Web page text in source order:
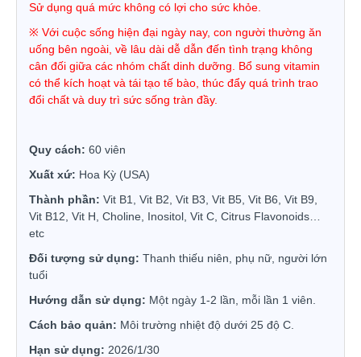
Sử dụng quá mức không có lợi cho sức khỏe.
※ Với cuộc sống hiện đại ngày nay, con người thường ăn
uống bên ngoài, về lâu dài dễ dẫn đến tình trạng không
cân đối giữa các nhóm chất dinh dưỡng. Bổ sung vitamin
có thể kích hoạt và tái tạo tế bào, thúc đẩy quá trình trao
đổi chất và duy trì sức sống tràn đầy.
Quy cách: 60 viên
Xuất xứ: Hoa Kỳ (USA)
Thành phần: Vit B1, Vit B2, Vit B3, Vit B5, Vit B6, Vit B9,
Vit B12, Vit H, Choline, Inositol, Vit C, Citrus Flavonoids…
etc
Đối tượng sử dụng: Thanh thiếu niên, phụ nữ, người lớn
tuổi
Hướng dẫn sử dụng: Một ngày 1-2 lần, mỗi lần 1 viên.
Cách bảo quản: Môi trường nhiệt độ dưới 25 độ C.
Hạn sử dụng: 2026/1/30